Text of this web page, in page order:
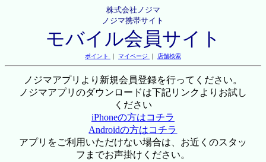
株式会社ノジマ
ノジマ携帯サイト
モバイル会員サイト
ポイント ｜ マイページ ｜ 店舗検索
ノジマアプリより新規会員登録を行ってください。
ノジマアプリのダウンロードは下記リンクよりお試し
ください
iPhoneの方はコチラ
Androidの方はコチラ
アプリをご利用いただけない場合は、お近くのスタッ
フまでお声掛けください。